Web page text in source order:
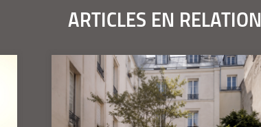
ARTICLES EN RELATION